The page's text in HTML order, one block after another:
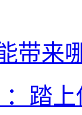
带来
：踏